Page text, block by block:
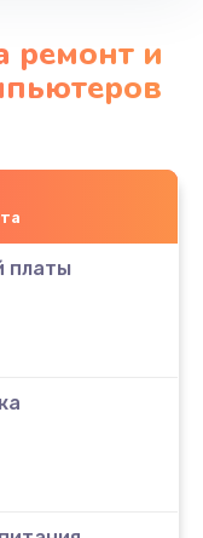
ремонт и
платы